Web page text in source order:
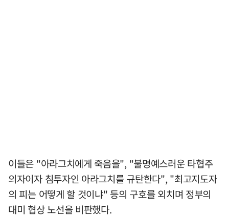
이들은 "아라그치에게 죽음을", "불명예스러운 타협주
의자이자 침투자인 아라그치를 규탄한다", "최고지도자
의 피는 어떻게 할 것이냐" 등의 구호를 외치며 정부의
대미 협상 노선을 비판했다.